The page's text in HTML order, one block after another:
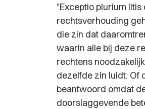
"Exceptio plurium
rechtsverhouding
die zin dat
waarin alle bij deze
rechtens noodzakelijk
dezelfde zin luidt. Of
beantwoord omdat
doorslaggevende